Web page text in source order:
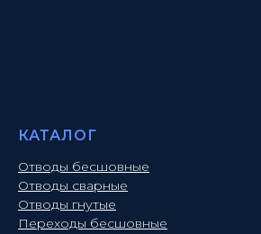
КАТАЛОГ
Отводы бесшовные
Отводы сварные
Отводы гнутые
Переходы бесшовные